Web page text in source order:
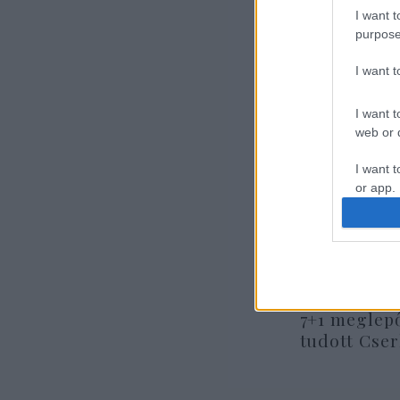
I want
I want
I want
web or
I want
or app.
I want
I want
7+1
tudott